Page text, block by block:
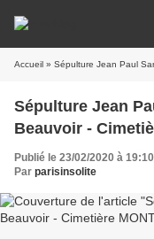
Accueil » Sépulture Jean Paul
Sépulture Jean
Beauvoir -
Publié le 23/02/2020 à 19:10
Par parisinsolite